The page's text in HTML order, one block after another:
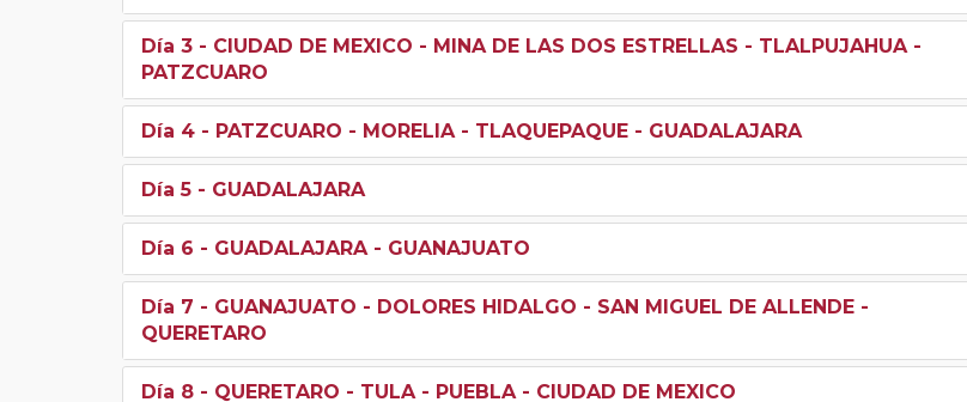
Día 3 - CIUDAD DE MEXICO - MINA DE LAS DOS ESTRELLAS - TLALPUJAHUA -
PATZCUARO
Día 4 - PATZCUARO - MORELIA - TLAQUEPAQUE - GUADALAJARA
Día 5 - GUADALAJARA
Día 6 - GUADALAJARA - GUANAJUATO
Día 7 - GUANAJUATO - DOLORES HIDALGO - SAN MIGUEL DE ALLENDE -
QUERETARO
Día 8 - QUERETARO - TULA - PUEBLA - CIUDAD DE MEXICO